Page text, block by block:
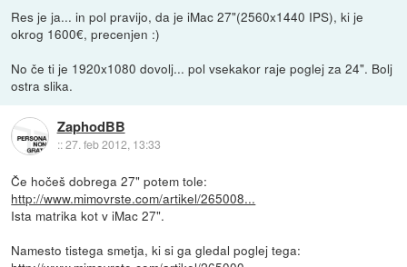
Res je ja... in pol pravijo, da je iMac 27"(2560x1440 IPS), ki je
okrog 1600€, precenjen :)
No če ti je 1920x1080 dovolj... pol vsekakor raje poglej za 24". Bolj
ostra slika.
ZaphodBB
::27. feb 2012, 13:33
Če hočeš dobrega 27" potem tole:
http://www.mimovrste.com/artikel/265008...
Ista matrika kot v iMac 27".
Namesto tistega smetja, ki si ga gledal poglej tega: